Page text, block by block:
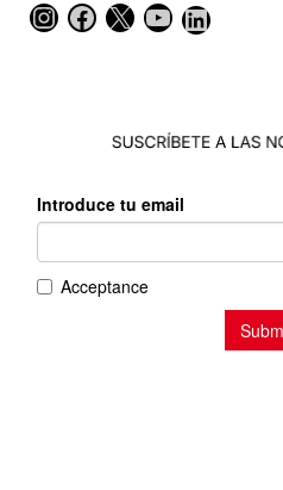
Instagram
Facebook
X YouTube
LinkedIn